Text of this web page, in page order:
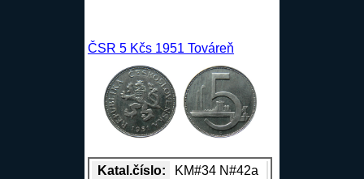
ČSR 5 Kčs 1951 Továreň
Katal.číslo:
KM#34 N#42a